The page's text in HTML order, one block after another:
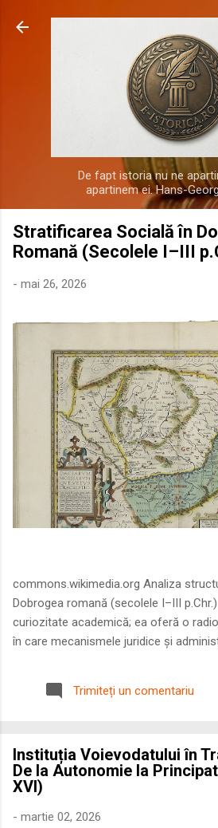
Treceți la conținutul
De fapt istoria nu ne
apartinem ei. Hans-
Stratificarea Socială în
Romană (Secolele I–III
- mai 26, 2026
Sursa
commons.wikimedia.org Analiza
Dobrogea romană (secolele I–III
curiozitate academică; ea oferă o
în care mecanismele juridice și
Într-o epocă în care prosperitatea
era susținută de o mobilitate socială
roman – în special a cetățenilor romani
țesutul urban și rural dobrogean – ne
precizie profunzimea și ritmul
Trimiteți un comentariu
Instituția Voievodatului în
De la Autonomie la
XVI)
- martie 02, 2026